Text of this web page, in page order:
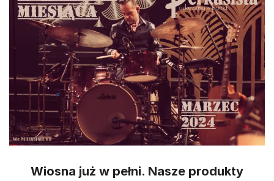
Wiosna już w pełni. Nasze produkty